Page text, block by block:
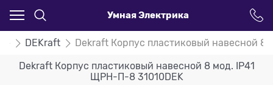
Умная Электрика
DEKraft Dekraft Корпус пластиковый навесной
Dekraft Корпус пластиковый навесной 8 мод. IP41
ЩРН-П-8 31010DEK